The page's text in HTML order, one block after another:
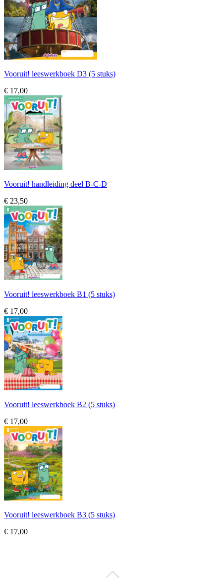
Vooruit! leeswerkboek D3 (5 stuks)
€ 17,00
Vooruit! handleiding deel B-C-D
€ 23,50
Vooruit! leeswerkboek B1 (5 stuks)
€ 17,00
Vooruit! leeswerkboek B2 (5 stuks)
€ 17,00
Vooruit! leeswerkboek B3 (5 stuks)
€ 17,00